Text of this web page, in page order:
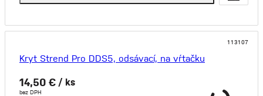
113107
Kryt Strend Pro DDS5, odsávací, na vŕtačku
14,50 € / ks
bez DPH